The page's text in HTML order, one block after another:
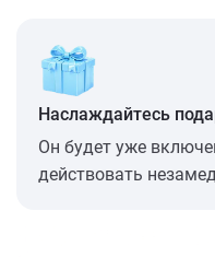
Наслаждайтесь
Он будет уже
действовать